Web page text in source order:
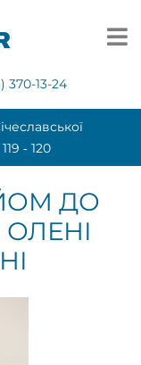
370-13-24
‑ 120
ДО